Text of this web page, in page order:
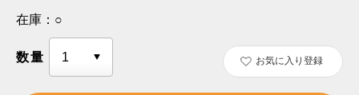
在庫： ○
数量 お気に入り登録